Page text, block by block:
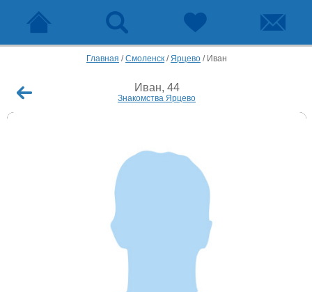
Главная /Смоленск /Ярцево / Иван
Иван, 44
Знакомства Ярцево